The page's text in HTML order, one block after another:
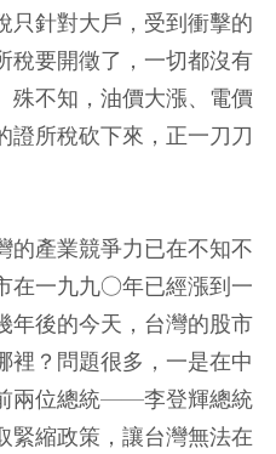
只針對大戶，受到衝擊的
稅要開徵了，一切都沒有
殊不知，油價大漲、電價
證所稅砍下來，正一刀刀
的產業競爭力已在不知不
在一九九○年已經漲到一
年後的今天，台灣的股市
裡？問題很多，一是在中
兩位總統——李登輝總統
緊縮政策，讓台灣無法在